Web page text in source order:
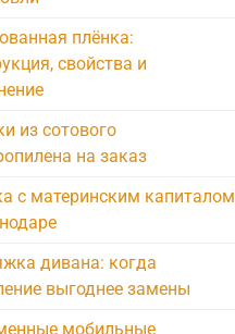
плёнка:
свойства и
из сотового
на заказ
с материнским капиталом
дивана: когда
выгоднее замены
мобильные